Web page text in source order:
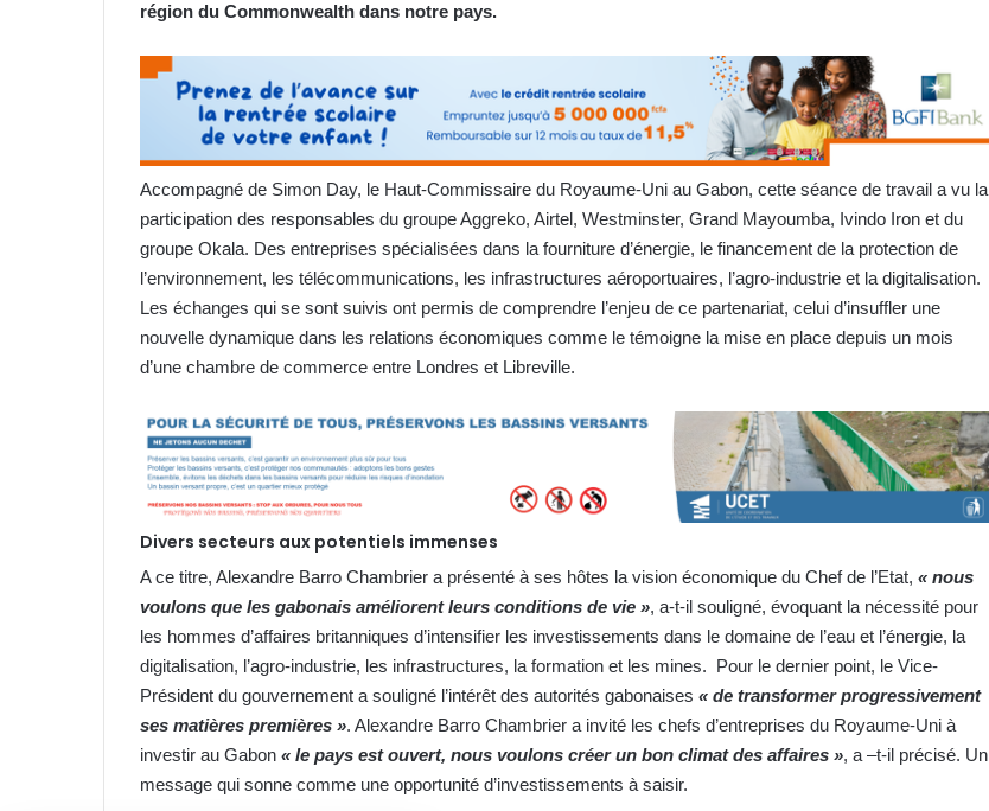
région du Commonwealth dans notre pays.
Accompagné de Simon Day, le Haut-Commissaire du Royaume-Uni au Gabon, cette séance de travail a vu la
participation des responsables du groupe Aggreko, Airtel, Westminster, Grand Mayoumba, Ivindo Iron et du
groupe Okala. Des entreprises spécialisées dans la fourniture d’énergie, le financement de la protection de
l’environnement, les télécommunications, les infrastructures aéroportuaires, l’agro-industrie et la digitalisation.
Les échanges qui se sont suivis ont permis de comprendre l’enjeu de ce partenariat, celui d’insuffler une
nouvelle dynamique dans les relations économiques comme le témoigne la mise en place depuis un mois
d’une chambre de commerce entre Londres et Libreville.
Divers secteurs aux potentiels immenses
A ce titre, Alexandre Barro Chambrier a présenté à ses hôtes la vision économique du Chef de l’Etat, « nous
voulons que les gabonais améliorent leurs conditions de vie », a-t-il souligné, évoquant la nécessité pour
les hommes d’affaires britanniques d’intensifier les investissements dans le domaine de l’eau et l’énergie, la
digitalisation, l’agro-industrie, les infrastructures, la formation et les mines. Pour le dernier point, le Vice-
Président du gouvernement a souligné l’intérêt des autorités gabonaises « de transformer progressivement
ses matières premières ». Alexandre Barro Chambrier a invité les chefs d’entreprises du Royaume-Uni à
investir au Gabon « le pays est ouvert, nous voulons créer un bon climat des affaires », a –t-il précisé. Un
message qui sonne comme une opportunité d’investissements à saisir.